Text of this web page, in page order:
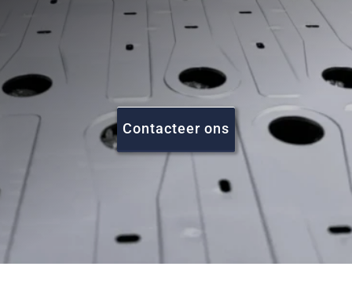
Poederlakken
Projecten
FAQ
Vacatures
Contacteer ons